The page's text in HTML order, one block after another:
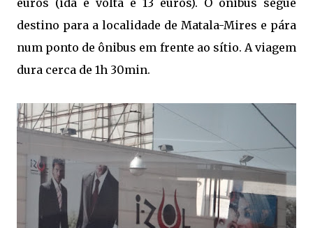
destino para a localidade de Matala-Mires e pára
num ponto de ônibus em frente ao sítio. A viagem
dura cerca de 1h 30min.